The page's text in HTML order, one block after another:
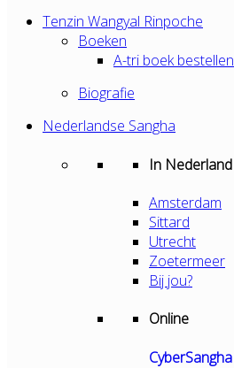
Tenzin Wangyal Rinpoche
Boeken
A-tri boek bestellen
Biografie
Nederlandse Sangha
In Nederland
Amsterdam
Sittard
Utrecht
Zoetermeer
Bij jou?
Online
CyberSangha